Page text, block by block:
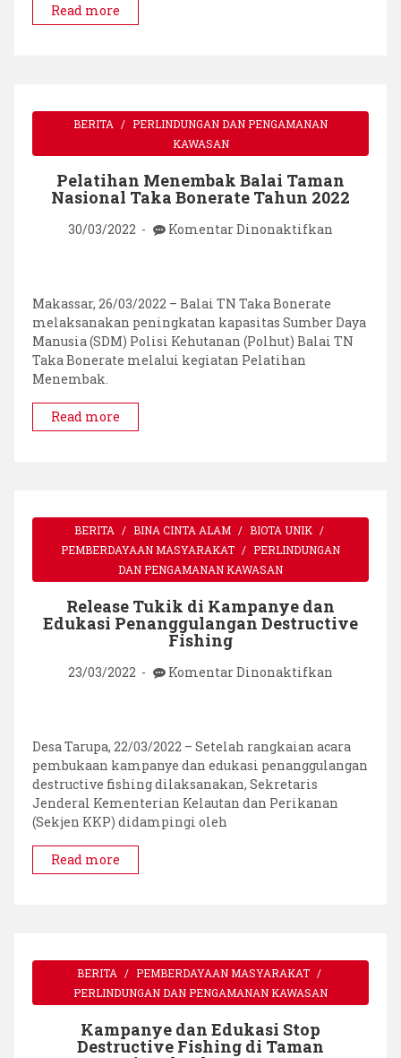
Read more
BERITA
PERLINDUNGAN DAN PENGAMANAN
KAWASAN
Pelatihan Menembak Balai Taman
Nasional Taka Bonerate Tahun 2022
30/03/2022 Komentar Dinonaktifkan
Nasional
Taka
Makassar, 26/03/2022 – Balai TN Taka Bonerate
melaksanakan peningkatan kapasitas Sumber Daya
Manusia (SDM) Polisi Kehutanan (Polhut) Balai TN
Taka Bonerate melalui kegiatan Pelatihan
Menembak.
Read more
BERITA BINA CINTA ALAM
BIOTA UNIK
PEMBERDAYAAN MASYARAKAT
PERLINDUNGAN
DAN PENGAMANAN KAWASAN
Release Tukik di Kampanye dan
Edukasi Penanggulangan Destructive
Fishing
23/03/2022 Komentar Dinonaktifkan
Kampanye
dan
Edukasi
Desa Tarupa, 22/03/2022 – Setelah rangkaian acara
pembukaan kampanye dan edukasi penanggulangan
destructive fishing dilaksanakan, Sekretaris
Jenderal Kementerian Kelautan dan Perikanan
(Sekjen KKP) didampingi oleh
Read more
BERITA
PEMBERDAYAAN MASYARAKAT
PERLINDUNGAN DAN PENGAMANAN KAWASAN
Kampanye dan Edukasi Stop
Destructive Fishing di Taman